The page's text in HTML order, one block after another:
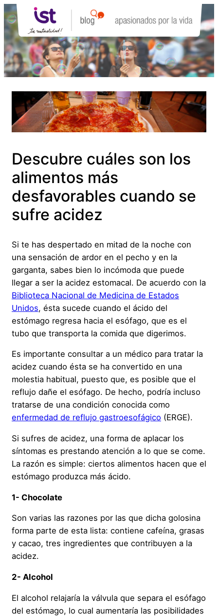
Saltar
al
contenido
Descubre cuáles son los
alimentos más
desfavorables cuando se
sufre acidez
Si te has despertado en mitad de la noche con
una sensación de ardor en el pecho y en la
garganta, sabes bien lo incómoda que puede
llegar a ser la acidez estomacal. De acuerdo con la
Biblioteca Nacional de Medicina de Estados
Unidos, ésta sucede cuando el ácido del
estómago regresa hacia el esófago, que es el
tubo que transporta la comida que digerimos.
Es importante consultar a un médico para tratar la
acidez cuando ésta se ha convertido en una
molestia habitual, puesto que, es posible que el
reflujo dañe el esófago. De hecho, podría incluso
tratarse de una condición conocida como
enfermedad de reflujo gastroesofágico (ERGE).
Si sufres de acidez, una forma de aplacar los
síntomas es prestando atención a lo que se come.
La razón es simple: ciertos alimentos hacen que el
estómago produzca más ácido.
1- Chocolate
Son varias las razones por las que dicha golosina
forma parte de esta lista: contiene cafeína, grasas
y cacao, tres ingredientes que contribuyen a la
acidez.
2- Alcohol
El alcohol relajaría la válvula que separa el esófago
del estómago, lo cual aumentaría las posibilidades